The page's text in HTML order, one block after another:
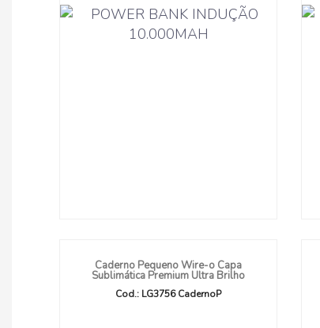
Caderno Pequeno Wire-o Capa
Sublimática Premium Ultra Brilho
Cod.: LG3756 CadernoP